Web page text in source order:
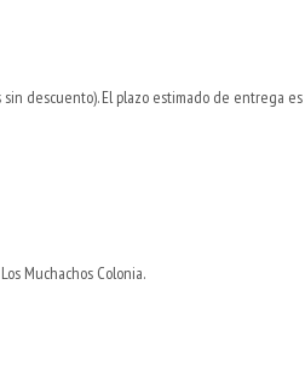
sin descuento). El plazo estimado de entrega es
Muchachos Colonia.